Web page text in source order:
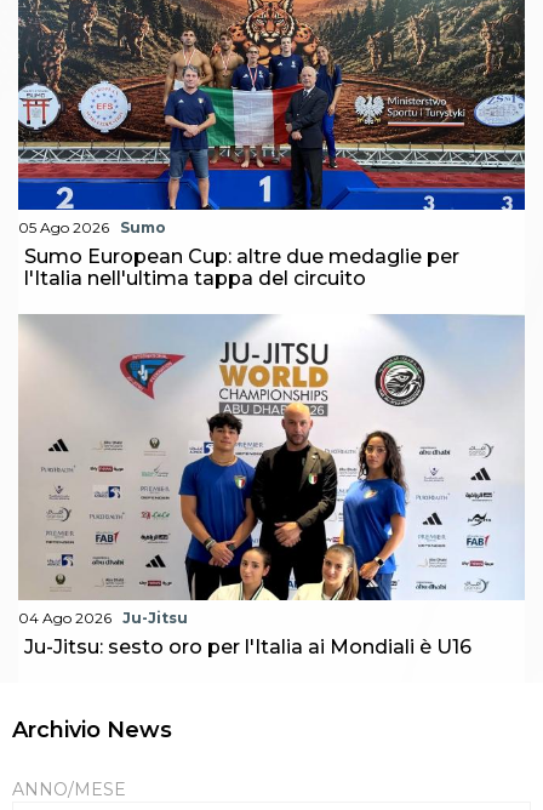
05 Ago 2026 Sumo
Sumo European Cup: altre due medaglie per
l'Italia nell'ultima tappa del circuito
04 Ago 2026 Ju-Jitsu
Ju-Jitsu: sesto oro per l'Italia ai Mondiali è U16
Archivio News
ANNO/MESE